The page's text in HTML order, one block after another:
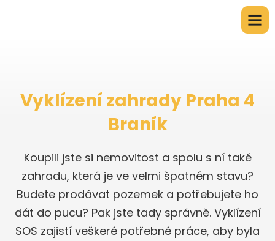
Vyklízení zahrady Praha 4
Braník
Koupili jste si nemovitost a spolu s ní také
zahradu, která je ve velmi špatném stavu?
Budete prodávat pozemek a potřebujete ho
dát do pucu? Pak jste tady správně. Vyklízení
SOS zajistí veškeré potřebné práce, aby byla